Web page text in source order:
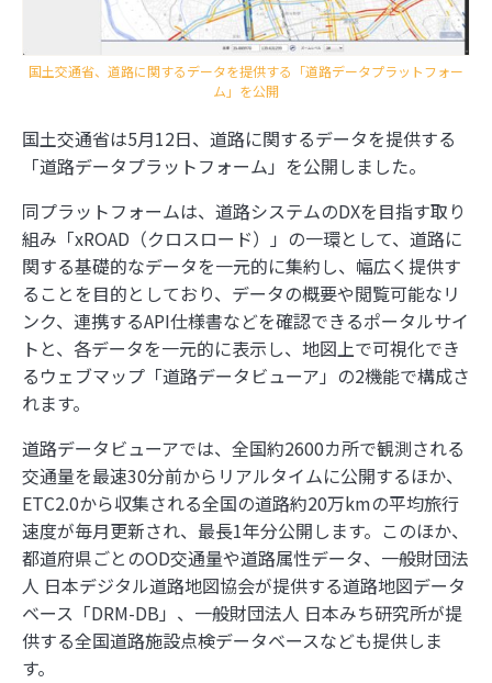
日本の住所の課題を識者が語る「うわっ…日本の
住所表記、ヤバすぎ？解決策をダラダラ語る会」
イベントレポート
事なのは「地域の多様性」
内閣府とGeolonia、「地理空間データ連携基盤
に関する勉強会」を開催
ジオ業界の動向をまとめてチェック！ジオ専業ラ
イター片岡氏が選ぶ「ジオ界 10大ニュース
1
実際の大きさはこんなに違う！『The True Size
Of …』で世界の国を比較しよう
2
あの飛行機は何？「Flightradar24」で頭上の飛
行機を調べてみよう
国土交通省、道路に関するデータを提供する「道路データプラットフォー
ム」を公開
国土交通省は5月12日、道路に関するデータを提供する
「道路データプラットフォーム」を公開しました。
同プラットフォームは、道路システムのDXを目指す取り
組み「xROAD（クロスロード）」の一環として、道路に
関する基礎的なデータを一元的に集約し、幅広く提供す
ることを目的としており、データの概要や閲覧可能なリ
ンク、連携するAPI仕様書などを確認できるポータルサイ
トと、各データを一元的に表示し、地図上で可視化でき
るウェブマップ「道路データビューア」の2機能で構成さ
れます。
道路データビューアでは、全国約2600カ所で観測される
交通量を最速30分前からリアルタイムに公開するほか、
ETC2.0から収集される全国の道路約20万kmの平均旅行
速度が毎月更新され、最長1年分公開します。このほか、
都道府県ごとのOD交通量や道路属性データ、一般財団法
人 日本デジタル道路地図協会が提供する道路地図データ
ベース「DRM-DB」、一般財団法人 日本みち研究所が提
供する全国道路施設点検データベースなども提供しま
す。